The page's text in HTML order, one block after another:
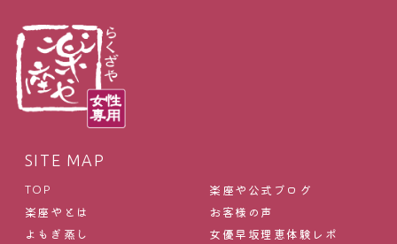
SITE MAP
TOP
楽座やとは
よもぎ蒸し
楽座や公式ブログ
お客様の声
女優早坂理恵体験レポ